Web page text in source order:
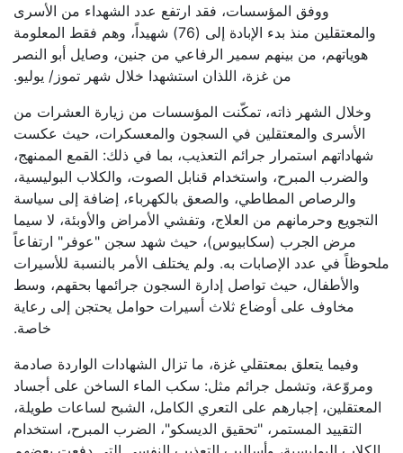
ووفق المؤسسات، فقد ارتفع عدد الشهداء من الأسرى
والمعتقلين منذ بدء الإبادة إلى (76) شهيداً، وهم فقط المعلومة
هوياتهم، من بينهم سمير الرفاعي من جنين، وصايل أبو النصر
من غزة، اللذان استشهدا خلال شهر تموز/ يوليو.
وخلال الشهر ذاته، تمكّنت المؤسسات من زيارة العشرات من
الأسرى والمعتقلين في السجون والمعسكرات، حيث عكست
شهاداتهم استمرار جرائم التعذيب، بما في ذلك: القمع الممنهج،
والضرب المبرح، واستخدام قنابل الصوت، والكلاب البوليسية،
والرصاص المطاطي، والصعق بالكهرباء، إضافة إلى سياسة
التجويع وحرمانهم من العلاج، وتفشي الأمراض والأوبئة، لا سيما
مرض الجرب (سكابيوس)، حيث شهد سجن "عوفر" ارتفاعاً
ملحوظاً في عدد الإصابات به. ولم يختلف الأمر بالنسبة للأسيرات
والأطفال، حيث تواصل إدارة السجون جرائمها بحقهم، وسط
مخاوف على أوضاع ثلاث أسيرات حوامل يحتجن إلى رعاية
خاصة.
وفيما يتعلق بمعتقلي غزة، ما تزال الشهادات الواردة صادمة
ومروّعة، وتشمل جرائم مثل: سكب الماء الساخن على أجساد
المعتقلين، إجبارهم على التعري الكامل، الشبح لساعات طويلة،
التقييد المستمر، "تحقيق الديسكو"، الضرب المبرح، استخدام